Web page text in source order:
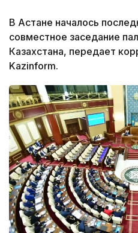
В Астане началось
совместное заседание
Казахстана, передает
Kazinform.